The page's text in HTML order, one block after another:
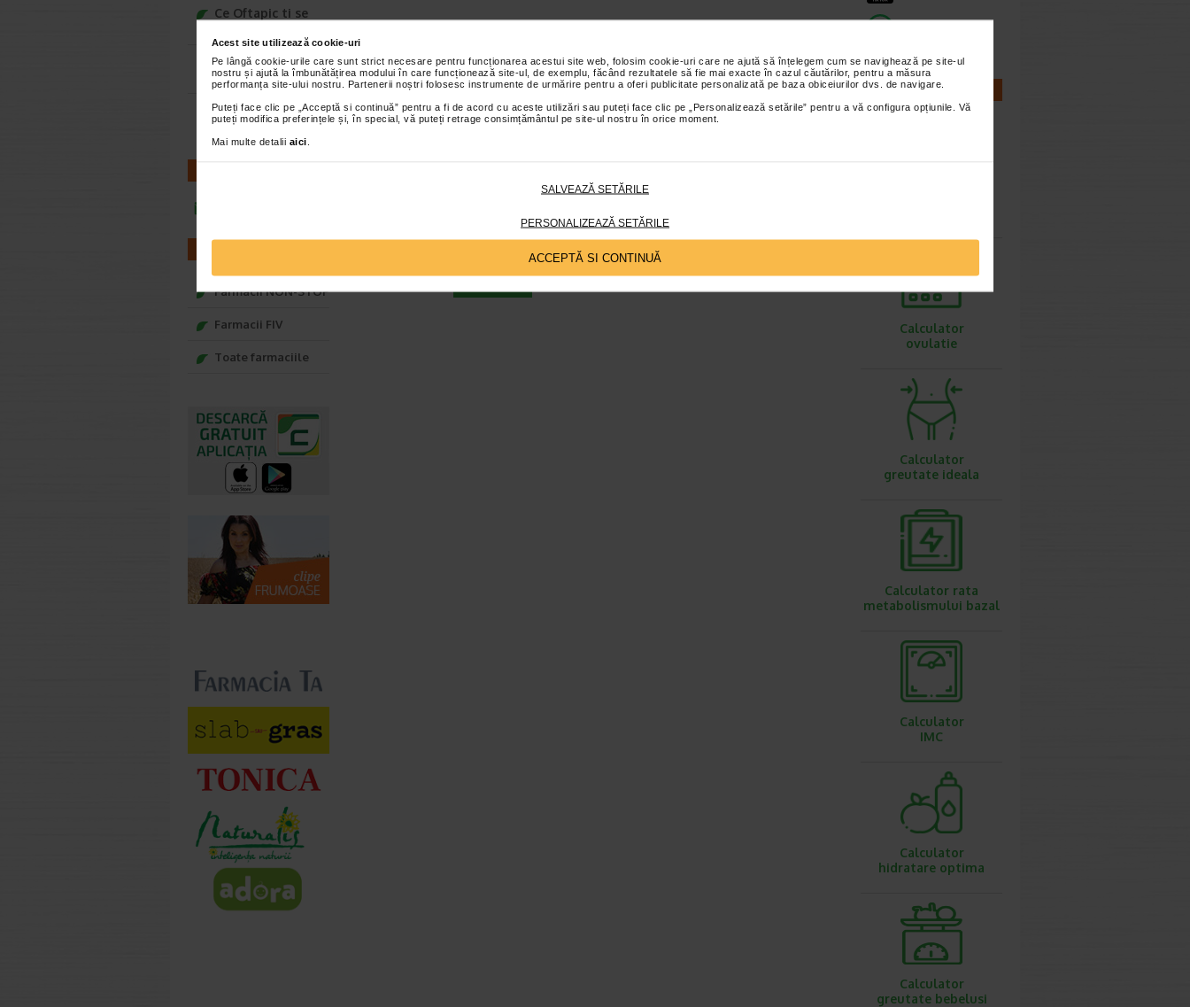
Acest site utilizează cookie-uri
Pe lângă cookie-urile care sunt strict necesare pentru funcționarea acestui site web, folosim cookie-uri care ne ajută să înțelegem cum se navighează pe site-ul
nostru și ajută la îmbunătățirea modului în care funcționează site-ul, de exemplu, făcând rezultatele să fie mai exacte în cazul căutărilor, pentru a măsura
performanța site-ului nostru. Partenerii noștri folosesc instrumente de urmărire pentru a oferi publicitate personalizată pe baza obiceiurilor dvs. de navigare.
Puteți face clic pe „Acceptă si continuă” pentru a fi de acord cu aceste utilizări sau puteți face clic pe „Personalizează setările” pentru a vă configura opțiunile. Vă
puteți modifica preferințele și, în special, vă puteți retrage consimțământul pe site-ul nostru în orice moment.
Mai multe detalii aici
SALVEAZĂ SETĂRILE
PERSONALIZEAZĂ SETĂRILE
ACCEPTĂ SI CONTINUĂ
Producator:
*Pentru pret te asteptam in cea mai apropiata farmacie Catena
ARTICOLE RECOMANDATE
6 minute, 15 secunde
Cauza generala a pielii uscate este lipsa de umiditate. Dar de unde vine
naturale a pielii si de o disfunctie sau o deficienta…
Ce Oftapic ti se
Adora – Adorabili
din prima clipa
Seturi cadou
Baylis&Harding
Farmacii NON-STOP
Farmacii FIV
Toate farmaciile
CALCULATOARE
Calculator
ovulatie
Calculator
greutate ideala
Calculator rata
metabolismului bazal
Calculator
IMC
Calculator
hidratare optima
Calculator
greutate bebelusi